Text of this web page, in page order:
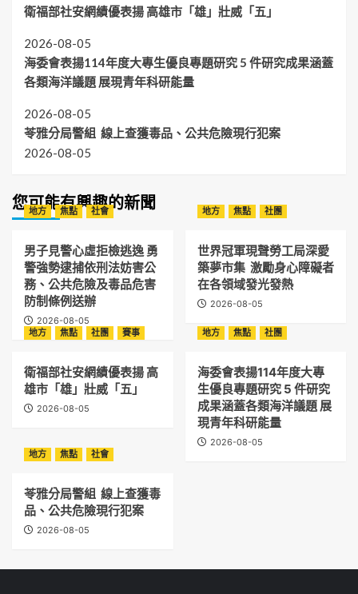
衛福部社安網績優表揚 高雄市「雄」壯威「五」
2026-08-05
海委會表揚114年度大專生優良專題研究 5 件研究成果涵蓋
各類海洋議題 展現青年科研能量
2026-08-05
苓雅分局警組 線上查獲毒品、公共危險現行犯案
2026-08-05
您可能有興趣的新聞
地方 焦點 社會
男子見警心虛拒檢逃逸 勇
警強勢逮捕依刑法妨害公
務、公共危險及毒品危害
防制條例送辦
2026-08-05
地方 焦點 社團
世界冠軍現聲勞工局深愛
築夢市集 激勵身心障礙者
在各領域發光發熱
2026-08-05
地方 焦點 社團 賽事
衛福部社安網績優表揚 高
雄市「雄」壯威「五」
2026-08-05
地方 焦點 社團
海委會表揚114年度大專
生優良專題研究 5 件研究
成果涵蓋各類海洋議題 展
現青年科研能量
2026-08-05
地方
焦點 社會
苓雅分局警組 線上查獲毒
品、公共危險現行犯案
2026-08-05